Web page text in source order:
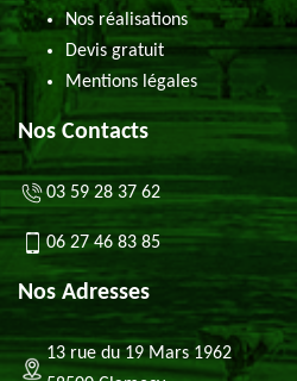
Nos réalisations
Devis gratuit
Mentions légales
Nos Contacts
03 59 28 37 62
06 27 46 83 85
Nos Adresses
13 rue du 19 Mars 1962